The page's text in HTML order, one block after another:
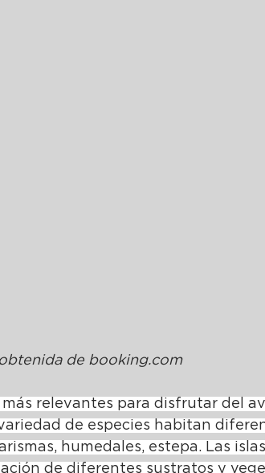
de booking.com
relevantes para disfrutar del
de especies habitan
humedales, estepa. Las
de diferentes sustratos y